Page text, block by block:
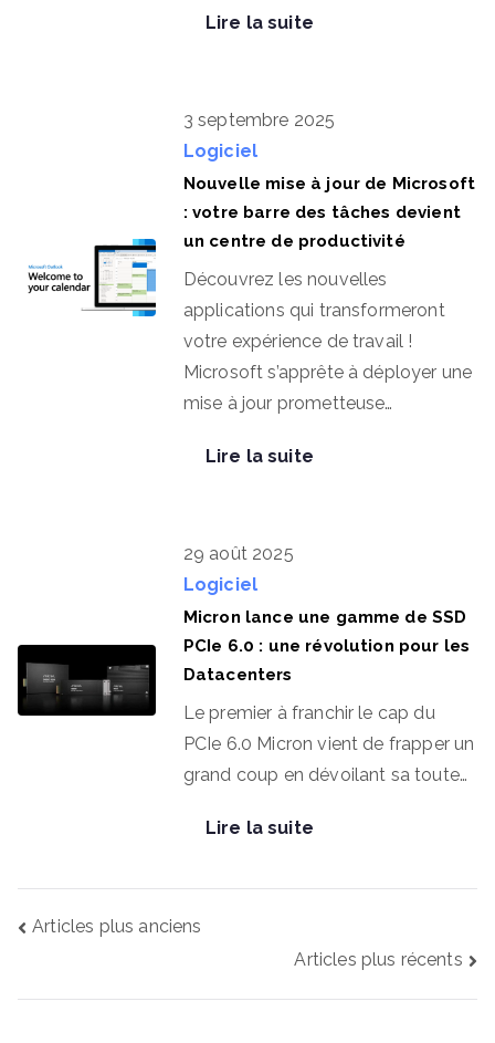
Lire la suite
3 septembre 2025
Logiciel
Nouvelle mise à jour de Microsoft
: votre barre des tâches devient
un centre de productivité
Découvrez les nouvelles
applications qui transformeront
votre expérience de travail !
Microsoft s’apprête à déployer une
mise à jour prometteuse…
Lire la suite
29 août 2025
Logiciel
Micron lance une gamme de SSD
PCIe 6.0 : une révolution pour les
Datacenters
Le premier à franchir le cap du
PCIe 6.0 Micron vient de frapper un
grand coup en dévoilant sa toute…
Lire la suite
NAVIGATION
Articles plus anciens
Articles plus récents